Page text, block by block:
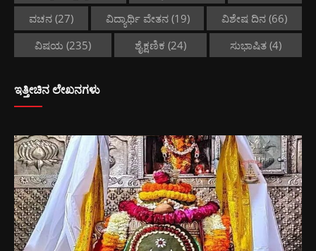
ವಚನ(27) ವಿದ್ಯಾರ್ಥಿ ವೇತನ(19) ವಿಶೇಷ ದಿನ (66)
ವಿಷಯ (235) ಶೈಕ್ಷಣಿಕ (24) ಸುಭಾಷಿತ (4)
ಇತ್ತೀಚಿನ ಲೇಖನಗಳು